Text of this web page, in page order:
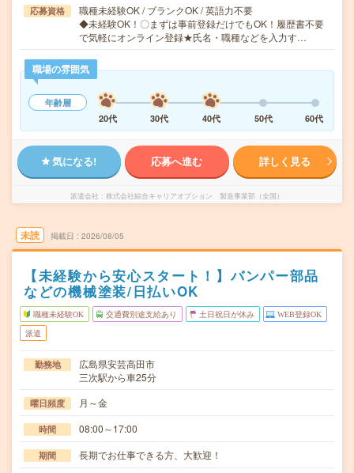
応募資格
職種未経験OK / ブランクOK / 英語力不要
◆未経験OK！〇まずは事前登録だけでもOK！履歴書不要
で気軽にオンライン登録★氏名・職種などを入力す…
職場の雰囲気
年齢層
20代
30代 40代 50代 60代
気になる! 応募へ進む 詳しく見る
派遣会社 株式会社綜合キャリアオプション 製造事業部（全国）
未読 掲載日 2026/08/05
【未経験から安心スタート！】バンパー部品
などの機械塗装/日払いOK
職種未経験OK 交通費別途支給あり 土日祝日が休み WEB登録OK
派遣
勤務地
広島県安芸高田市
三次駅から車25分
曜日頻度 月～金
時間 08:00～17:00
期間 長期でお仕事できる方、大歓迎！